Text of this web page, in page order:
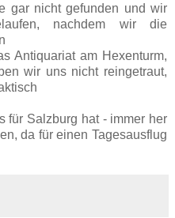
gar nicht gefunden und wir
nachdem wir die
Antiquariat am Hexenturm,
wir uns nicht reingetraut,
für Salzburg hat - immer her
da für einen Tagesausflug